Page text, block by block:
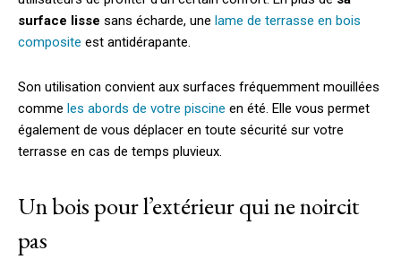
surface lisse sans écharde, une lame de terrasse en bois
composite est antidérapante.
Son utilisation convient aux surfaces fréquemment mouillées
comme les abords de votre piscine en été. Elle vous permet
également de vous déplacer en toute sécurité sur votre
terrasse en cas de temps pluvieux.
Un bois pour l’extérieur qui ne noircit
pas